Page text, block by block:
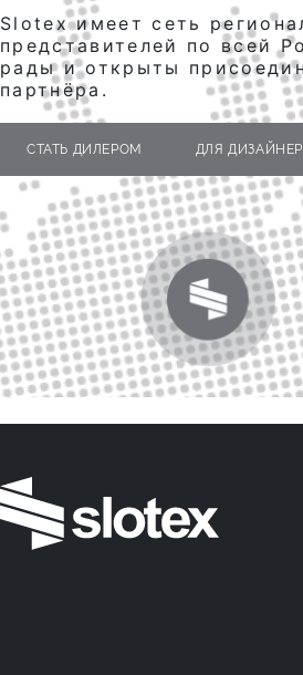
Slotex имеет сеть
представителей по всей
рады и открыты
партнёра.
СТАТЬ ДИЛЕРОМ ДЛЯ